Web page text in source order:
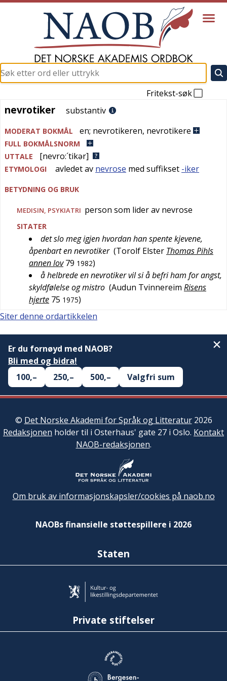
Fritekst-søk
nevrotiker
nevrotiker substantiv
MODERAT BOKMÅL en; nevrotikeren, nevrotikere
FULL BOKMÅLSNORM
UTTALE
[nevro:´tikər]
ETYMOLOGI avledet av nevrose med suffikset -iker
BETYDNING OG BRUK
MEDISIN, PSYKIATRI person som lider av nevrose
SITATER
det slo meg igjen hvordan han spente kjevene,
åpenbart en nevrotiker (Torolf Elster Thomas Pihls
annen lov 79 1982)
å helbrede en nevrotiker vil si å befri ham for angst,
skyldfølelse og mistro (Audun Tvinnereim Risens
hjerte 75 1975)
Siter denne ordartikkelen
Er du fornøyd med NAOB?
Bli med og bidra!
100,–
250,– 500,– Valgfri sum
© Det Norske Akademi for Språk og Litteratur2026
Redaksjonen holder til i Osterhaus' gate 27 i Oslo. Kontakt
NAOB-redaksjonen.
Om bruk av informasjonskapsler/cookies på naob.no
NAOBs finansielle støttespillere i 2026
Staten
Private stiftelser